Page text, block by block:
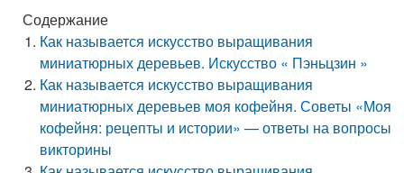
Содержание
Как называется искусство выращивания
миниатюрных деревьев. Искусство « Пэньцзин »
Как называется искусство выращивания
миниатюрных деревьев моя кофейня. Советы «Моя
кофейня: рецепты и истории» — ответы на вопросы
викторины